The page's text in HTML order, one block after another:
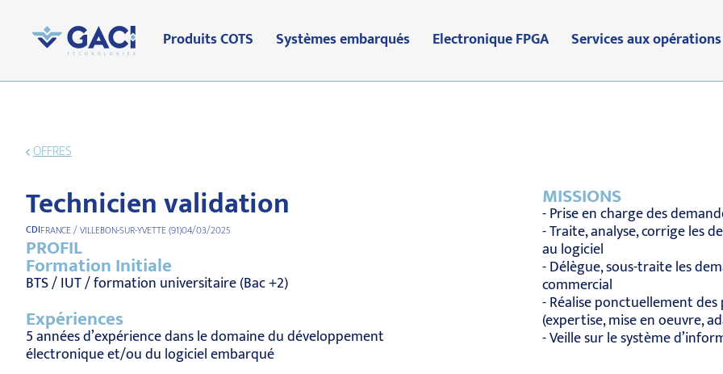
Produits COTS Systèmes embarqués Electronique FPGA Services aux opérations
OFFRES
Technicien validation
CDIFRANCE / VILLEBON-SUR-YVETTE (91)04/03/2025
PROFIL
Formation Initiale
BTS / IUT / formation universitaire (Bac +2)
Expériences
5 années d’expérience dans le domaine du développement
électronique et/ou du logiciel embarqué
MISSIONS
- Prise en charge des
- Traite, analyse, corrige les
au logiciel
- Délègue, sous-traite les
commercial
- Réalise ponctuellement
(expertise, mise en oeuvre,
- Veille sur le système